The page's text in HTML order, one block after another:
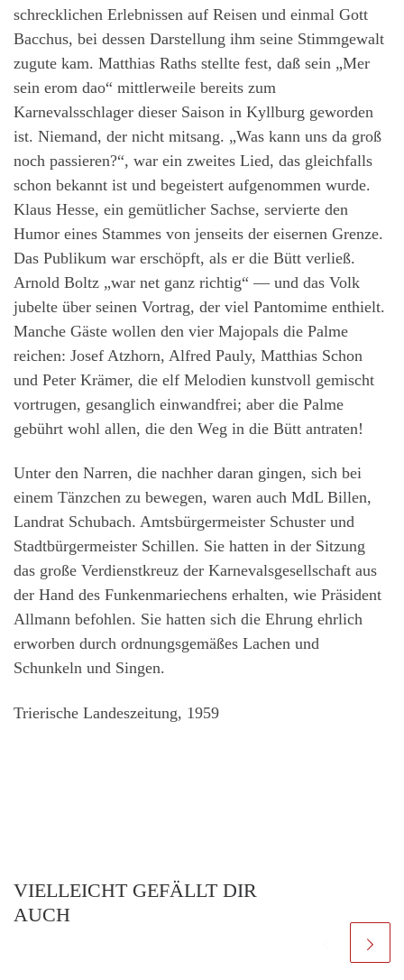
schrecklichen Erlebnissen auf Reisen und einmal Gott
Bacchus, bei dessen Darstellung ihm seine Stimmgewalt
zugute kam. Matthias Raths stellte fest, daß sein „Mer
sein erom dao“ mittlerweile bereits zum
Karnevalsschlager dieser Saison in Kyllburg geworden
ist. Niemand, der nicht mitsang. „Was kann uns da groß
noch passieren?“, war ein zweites Lied, das gleichfalls
schon bekannt ist und begeistert aufgenommen wurde.
Klaus Hesse, ein gemütlicher Sachse, servierte den
Humor eines Stammes von jenseits der eisernen Grenze.
Das Publikum war erschöpft, als er die Bütt verließ.
Arnold Boltz „war net ganz richtig“ — und das Volk
jubelte über seinen Vortrag, der viel Pantomime enthielt.
Manche Gäste wollen den vier Majopals die Palme
reichen: Josef Atzhorn, Alfred Pauly, Matthias Schon
und Peter Krämer, die elf Melodien kunstvoll gemischt
vortrugen, gesanglich einwandfrei; aber die Palme
gebührt wohl allen, die den Weg in die Bütt antraten!
Unter den Narren, die nachher daran gingen, sich bei
einem Tänzchen zu bewegen, waren auch MdL Billen,
Landrat Schubach. Amtsbürgermeister Schuster und
Stadtbürgermeister Schillen. Sie hatten in der Sitzung
das große Verdienstkreuz der Karnevalsgesellschaft aus
der Hand des Funkenmariechens erhalten, wie Präsident
Allmann befohlen. Sie hatten sich die Ehrung ehrlich
erworben durch ordnungsgemäßes Lachen und
Schunkeln und Singen.
Trierische Landeszeitung, 1959
VIELLEICHT GEFÄLLT DIR
AUCH